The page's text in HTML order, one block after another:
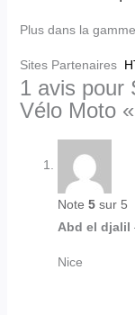
Plus dans la gamme
Sites Partenaires
1 avis pour
Vélo Moto
Note 5sur 5
Abd el djalil
Nice